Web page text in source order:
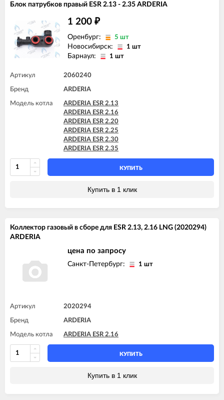
Блок патрубков правый ESR 2.13 - 2.35 ARDERIA
1 200 ₽
Оренбург: 5 шт
Новосибирск: 1 шт
Барнаул: 1 шт
Артикул 2060240
Бренд ARDERIA
Модель котла
ARDERIA ESR 2.13
ARDERIA ESR 2.16
ARDERIA ESR 2.20
ARDERIA ESR 2.25
ARDERIA ESR 2.30
ARDERIA ESR 2.35
КУПИТЬ
Купить в 1 клик
Коллектор газовый в сборе для ESR 2.13, 2.16 LNG (2020294)
ARDERIA
цена по запросу
Санкт-Петербург: 1 шт
Артикул 2020294
Бренд ARDERIA
Модель котла ARDERIA ESR 2.16
КУПИТЬ
Купить в 1 клик